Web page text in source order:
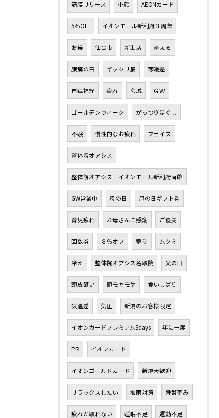
筋膜リリース 小顔 AEONカード
5％OFF イオンモール新利府３周年
お得 仙台市 新生活 整える
腰痛の日 ギックリ腰 寒暖差
自律神経 疲れ 宮城 ＧＷ
ゴールデンウィーク がっつりほぐし
不眠 慢性的なお疲れ フェイス
整体院オアシス
整体院オアシス イオンモール新利府南館
GW営業中 母の日 母の日ギフト券
育児疲れ お母さんに感謝 ご褒美
回数券 ８％オフ 整う ムクミ
冷え 整体院オアシス名取院 父の日
頭皮硬い 頭モヤモヤ 食いしばり
気温差 気圧 新規のお客様限定
イオンカードプレミアム3days 年に一度
PR イオンカード
イオンゴールドカード 新規大歓迎
リラックスしたい 梅雨対策 骨盤歪み
疲れが取れない 睡眠不足 運動不足